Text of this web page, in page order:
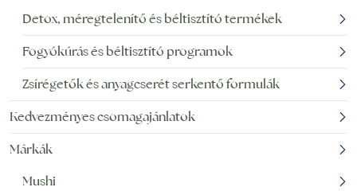
Detox, méregtelenítő és béltisztító termékek
Fogyókúrás és béltisztító programok
Zsírégetők és anyagcserét serkentő formulák
Kedvezményes csomagajánlatok
Márkák
Mushi